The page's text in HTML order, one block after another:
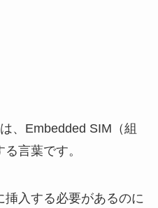
、Embedded SIM（組
言葉です。
入する必要があるのに